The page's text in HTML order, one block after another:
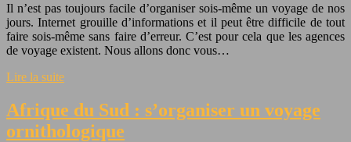
Il n’est pas toujours facile d’organiser sois-même un voyage de nos
jours. Internet grouille d’informations et il peut être difficile de tout
faire sois-même sans faire d’erreur. C’est pour cela que les agences
de voyage existent. Nous allons donc vous…
Lire la suite
Afrique du Sud : s’organiser un voyage
ornithologique